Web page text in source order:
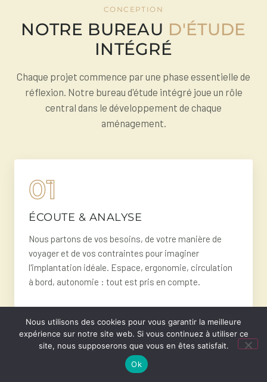
CONCEPTION
NOTRE BUREAU D'ÉTUDE
INTÉGRÉ
Chaque projet commence par une phase essentielle de
réflexion. Notre bureau d'étude intégré joue un rôle
central dans le développement de chaque
aménagement.
01
ÉCOUTE & ANALYSE
Nous partons de vos besoins, de votre manière de
voyager et de vos contraintes pour imaginer
l'implantation idéale. Espace, ergonomie, circulation
à bord, autonomie : tout est pris en compte.
02
Nous utilisons des cookies pour vous garantir la meilleure
expérience sur notre site web. Si vous continuez à utiliser ce
site, nous supposerons que vous en êtes satisfait.
Ok